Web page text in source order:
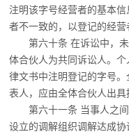
注明该字号经营者的基本
者不一致的，以登记的经营
第六十条 在诉讼中，
体合伙人为共同诉讼人。个
律文书中注明登记的字号
表人，应由全体合伙人出具
第六十一条 当事人之
设立的调解组织调解达成协